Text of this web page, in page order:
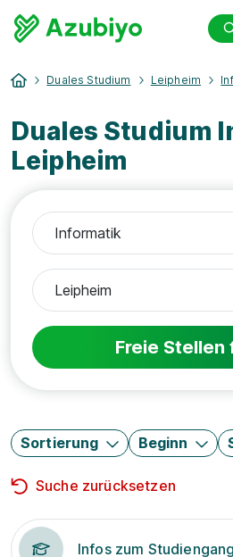
Duales Studium Leipheim
Duales Studium
Leipheim
Freie Stellen
Sortierung Beginn
Suche zurücksetzen
Infos zum